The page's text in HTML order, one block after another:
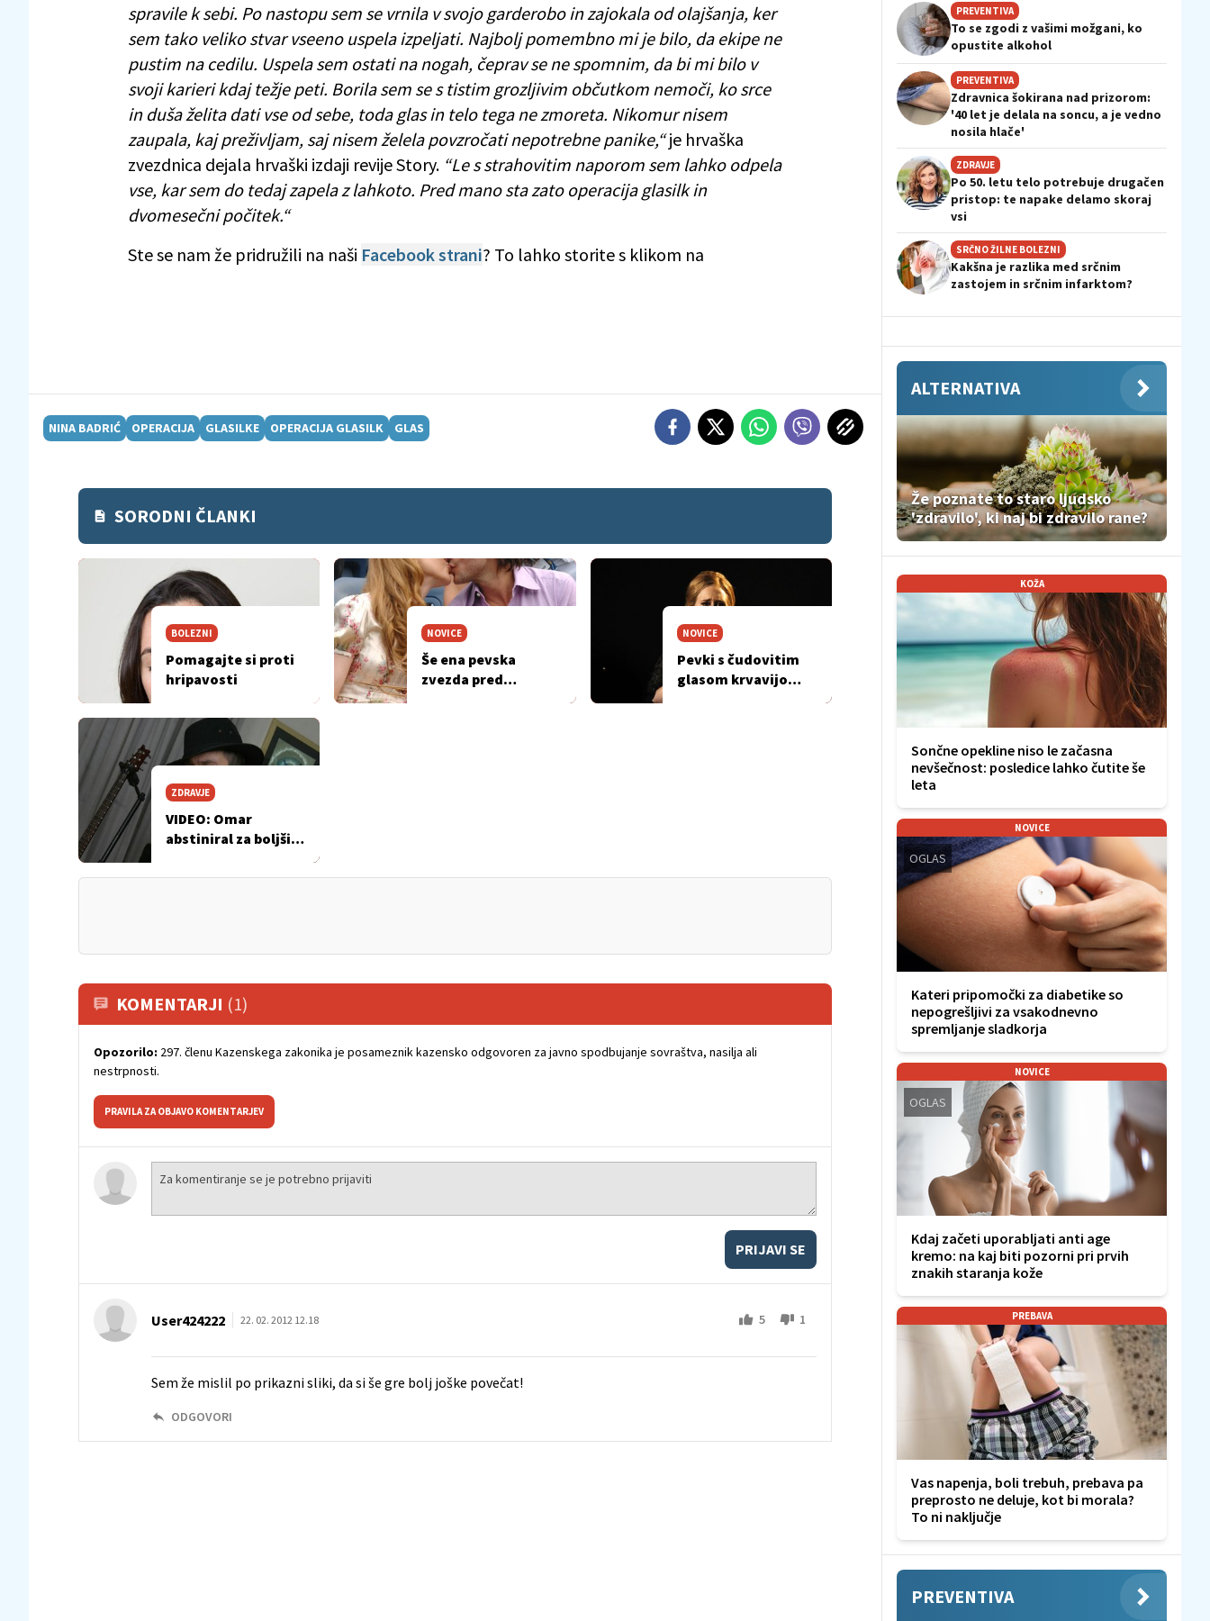
spravile k sebi. Po nastopu sem se vrnila v svojo garderobo in zajokala od olajšanja, ker
sem tako veliko stvar vseeno uspela izpeljati. Najbolj pomembno mi je bilo, da ekipe ne
pustim na cedilu. Uspela sem ostati na nogah, čeprav se ne spomnim, da bi mi bilo v
svoji karieri kdaj težje peti. Borila sem se s tistim grozljivim občutkom nemoči, ko srce
in duša želita dati vse od sebe, toda glas in telo tega ne zmoreta. Nikomur nisem
zaupala, kaj preživljam, saj nisem želela povzročati nepotrebne panike,“je hrvaška
zvezdnica dejala hrvaški izdaji revije Story. “Le s strahovitim naporom sem lahko odpela
vse, kar sem do tedaj zapela z lahkoto. Pred mano sta zato operacija glasilk in
dvomesečni počitek.“
Ste se nam že pridružili na naši Facebook strani? To lahko storite s klikom na
NINA BADRIĆ OPERACIJA GLASILKE OPERACIJA GLASILK GLAS
SORODNI ČLANKI
BOLEZNI
Pomagajte si proti
hripavosti
NOVICE
Še ena pevska
zvezda pred
NOVICE
Pevki s čudovitim
glasom krvavijo
ZDRAVJE
VIDEO: Omar
abstiniral za boljši
KOMENTARJI (1)
Opozorilo: 297. členu Kazenskega zakonika je posameznik kazensko odgovoren za javno spodbujanje sovraštva, nasilja ali
nestrpnosti.
PRAVILA ZA OBJAVO KOMENTARJEV
PRIJAVI SE
User424222 22. 02. 2012 12.18 5 1
Sem že mislil po prikazni sliki, da si še gre bolj joške povečat!
ODGOVORI
PREVENTIVA
To se zgodi z vašimi možgani, ko
opustite alkohol
PREVENTIVA
Zdravnica šokirana nad prizorom:
'40 let je delala na soncu, a je vedno
nosila hlače'
ZDRAVJE
Po 50. letu telo potrebuje drugačen
pristop: te napake delamo skoraj
vsi
SRČNO ŽILNE BOLEZNI
Kakšna je razlika med srčnim
zastojem in srčnim infarktom?
ALTERNATIVA
Že poznate to staro ljudsko
'zdravilo', ki naj bi zdravilo rane?
KOŽA
Sončne opekline niso le začasna
nevšečnost: posledice lahko čutite še
leta
NOVICE
OGLAS
Kateri pripomočki za diabetike so
nepogrešljivi za vsakodnevno
spremljanje sladkorja
NOVICE
OGLAS
Kdaj začeti uporabljati anti age
kremo: na kaj biti pozorni pri prvih
znakih staranja kože
PREBAVA
Vas napenja, boli trebuh, prebava pa
preprosto ne deluje, kot bi morala?
To ni naključje
PREVENTIVA